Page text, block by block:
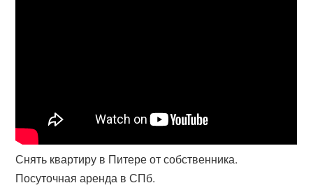
Снять квартиру в Питере от собственника.
Посуточная аренда в СПб.